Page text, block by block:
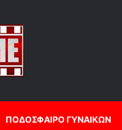
ΠΟΔΟΣΦΑΙΡΟ ΓΥΝΑΙΚΩΝ